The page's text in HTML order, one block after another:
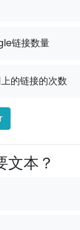
链接数量
的链接的次数
文本？